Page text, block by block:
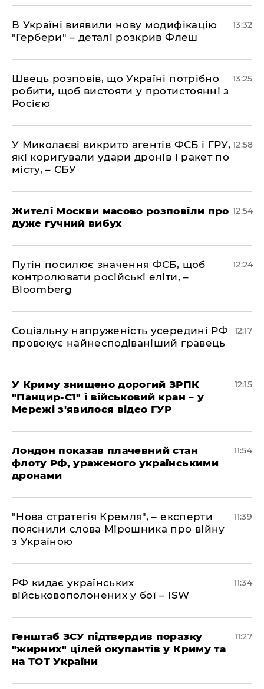
В Україні виявили нову модифікацію
"Гербери" – деталі розкрив Флеш
13:32
Швець розповів, що Україні потрібно
робити, щоб вистояти у протистоянні з
Росією
13:25
У Миколаєві викрито агентів ФСБ і ГРУ,
які коригували удари дронів і ракет по
місту, – СБУ
12:58
Жителі Москви масово розповіли про
дуже гучний вибух
12:54
Путін посилює значення ФСБ, щоб
контролювати російські еліти, –
Bloomberg
12:24
Соціальну напруженість усередині РФ
провокує найнесподіваніший гравець
12:17
У Криму знищено дорогий ЗРПК
"Панцир-С1" і військовий кран – у
Мережі з'явилося відео ГУР
12:15
Лондон показав плачевний стан
флоту РФ, ураженого українськими
дронами
11:54
"Нова стратегія Кремля", – експерти
пояснили слова Мірошника про війну
з Україною
11:39
РФ кидає українських
військовополонених у бої – ISW
11:34
Генштаб ЗСУ підтвердив поразку
"жирних" цілей окупантів у Криму та
на ТОТ України
11:27